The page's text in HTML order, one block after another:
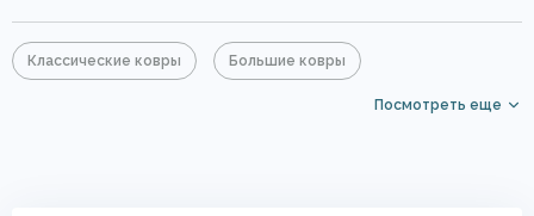
Классические ковры Большие ковры
Посмотреть еще